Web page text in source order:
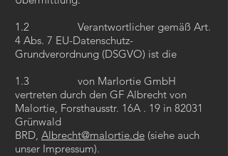
1.2 Verantwortlicher gemäß Art.
4 Abs. 7 EU-Datenschutz-
Grundverordnung (DSGVO) ist die
1.3 von Marlortie GmbH
vertreten durch den GF Albrecht von
Malortie, Forsthausstr. 16A . 19 in 82031
Grünwald
BRD, Albrecht@malortie.de (siehe auch
unser Impressum).